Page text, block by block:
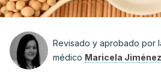
Revisado y aprobado por
médico Maricela